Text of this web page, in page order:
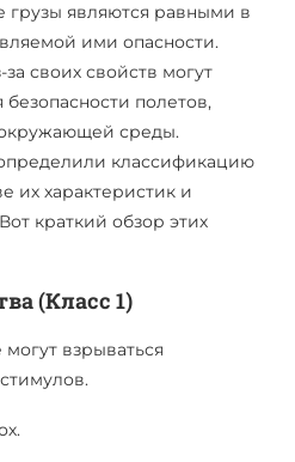
грузы являются равными в
ими опасности.
своих свойств могут
безопасности полетов,
среды.
классификацию
их характеристик и
краткий обзор этих
(Класс 1)
взрываться